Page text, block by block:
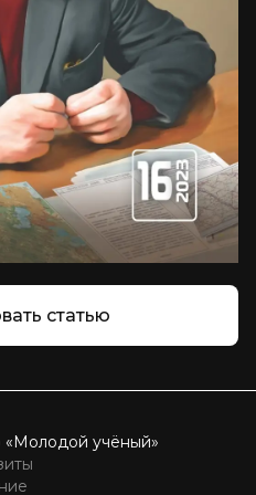
статью
«Молодой учёный»